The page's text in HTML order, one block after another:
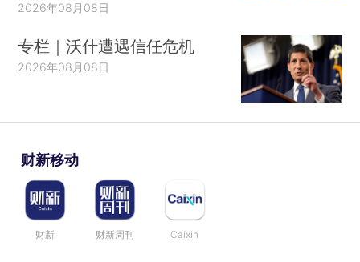
2026年08月08日
专栏｜沃什遭遇信任危机
2026年08月08日
财新移动
财新 财新周刊 Caixin